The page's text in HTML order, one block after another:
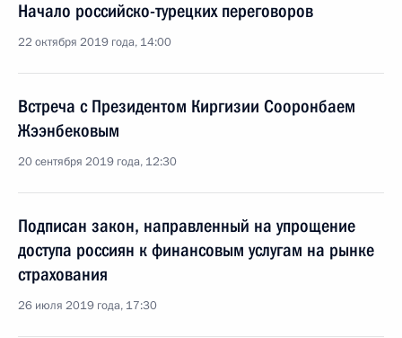
Начало российско-турецких переговоров
22 октября 2019 года, 14:00
Встреча с Президентом Киргизии Сооронбаем
Жээнбековым
20 сентября 2019 года, 12:30
Подписан закон, направленный на упрощение
доступа россиян к финансовым услугам на рынке
страхования
26 июля 2019 года, 17:30